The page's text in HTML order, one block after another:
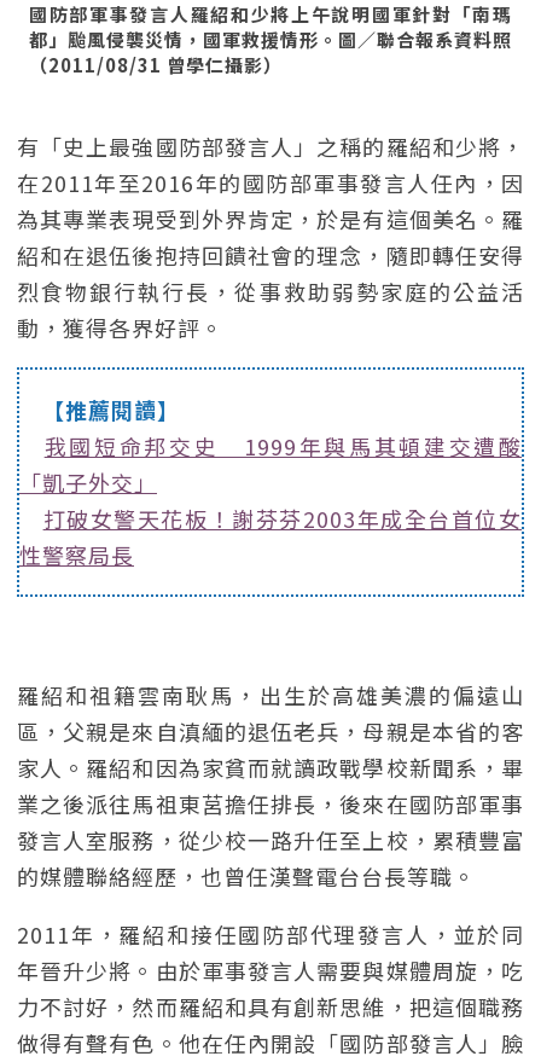
國防部軍事發言人羅紹和少將上午說明國軍針對「南瑪
都」颱風侵襲災情，國軍救援情形。圖／聯合報系資料照
（2011/08/31 曾學仁攝影）
有「史上最強國防部發言人」之稱的羅紹和少將，
在2011年至2016年的國防部軍事發言人任內，因
為其專業表現受到外界肯定，於是有這個美名。羅
紹和在退伍後抱持回饋社會的理念，隨即轉任安得
烈食物銀行執行長，從事救助弱勢家庭的公益活
動，獲得各界好評。
【推薦閱讀】
我國短命邦交史 1999年與馬其頓建交遭酸
「凱子外交」
打破女警天花板！謝芬芬2003年成全台首位女
性警察局長
羅紹和祖籍雲南耿馬，出生於高雄美濃的偏遠山
區，父親是來自滇緬的退伍老兵，母親是本省的客
家人。羅紹和因為家貧而就讀政戰學校新聞系，畢
業之後派往馬祖東莒擔任排長，後來在國防部軍事
發言人室服務，從少校一路升任至上校，累積豐富
的媒體聯絡經歷，也曾任漢聲電台台長等職。
2011年，羅紹和接任國防部代理發言人，並於同
年晉升少將。由於軍事發言人需要與媒體周旋，吃
力不討好，然而羅紹和具有創新思維，把這個職務
做得有聲有色。他在任內開設「國防部發言人」臉